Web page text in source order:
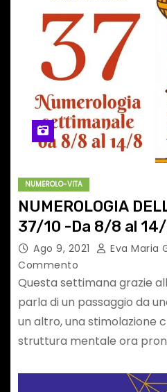
NUMEROLO-VITA
NUMEROLOGIA
37/10 -Da 8/8 al
Ago 9, 2021 Eva Maria
Commento
Questa settimana grazie
parla di un passaggio da
un altro, una stimolazione
struttura mentale ora